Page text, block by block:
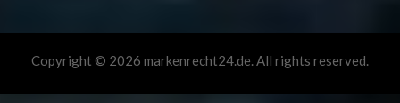
Copyright © 2026 markenrecht24.de. All rights reserved.